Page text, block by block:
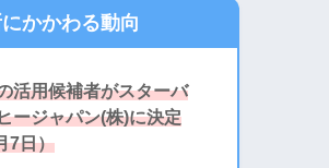
かかわる動向
活用候補者がスターバ
ージャパン(株)に決定
7日）